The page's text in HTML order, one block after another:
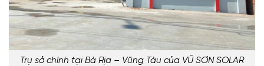
Trụ sở chính tại Bà Rịa – Vũng Tàu của VŨ SƠN SOLAR